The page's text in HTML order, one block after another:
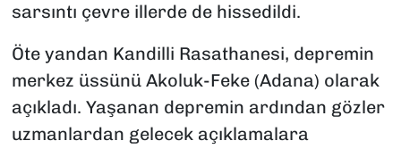
sarsıntı çevre illerde de hissedildi.
Öte yandan Kandilli Rasathanesi, depremin
merkez üssünü Akoluk-Feke (Adana) olarak
açıkladı. Yaşanan depremin ardından gözler
uzmanlardan gelecek açıklamalara